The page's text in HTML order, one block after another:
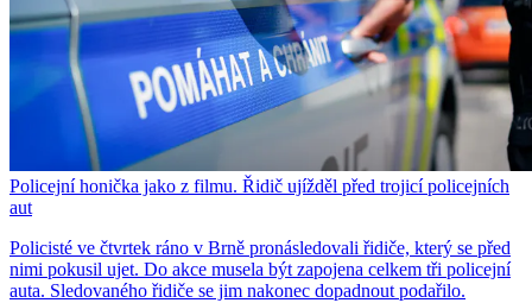
Policejní honička jako z filmu. Řidič ujížděl před trojicí policejních
aut
Policisté ve čtvrtek ráno v Brně pronásledovali řidiče, který se před
nimi pokusil ujet. Do akce musela být zapojena celkem tři policejní
auta. Sledovaného řidiče se jim nakonec dopadnout podařilo.